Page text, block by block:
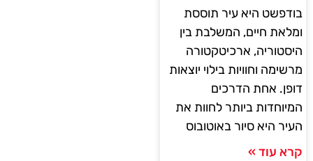
בודפשט היא עיר תוססת
ומלאת חיים, המשלבת בין
היסטוריה, ארכיטקטורה
מרשימה וחוויות בילוי יוצאות
דופן. אחת הדרכים
המיוחדות ביותר לחוות את
העיר היא סיור באוטובוס
קרא עוד »